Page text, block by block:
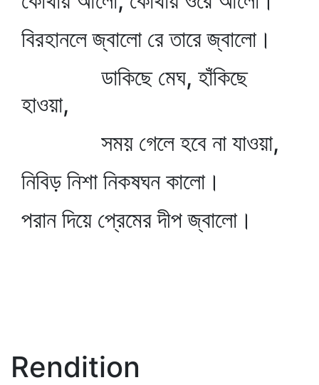
বিরহানলে জ্বালো রে তারে জ্বালো।
ডাকিছে মেঘ, হাঁকিছে
হাওয়া,
সময় গেলে হবে না যাওয়া,
নিবিড় নিশা নিকষঘন কালো।
পরান দিয়ে প্রেমের দীপ জ্বালো।
Rendition